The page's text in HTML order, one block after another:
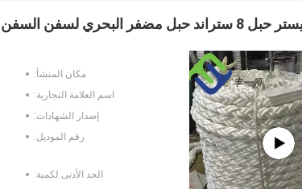
مكان المنشأ:
اسم العلامة التجارية:
إصدار الشهادات:
رقم الموديل:
الحد الأدنى لكمية: